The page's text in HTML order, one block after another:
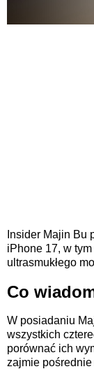
Insider Majin Bu
iPhone 17, w
ultrasmukłego
Co
W posiadaniu
wszystkich
porównać ich
zajmie